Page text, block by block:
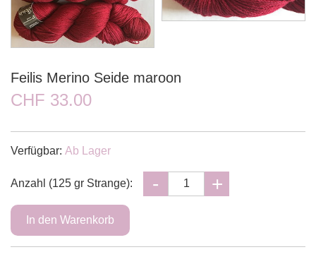
Feilis Merino Seide maroon
CHF 33.00
Verfügbar: Ab Lager
Anzahl (125 gr Strange):